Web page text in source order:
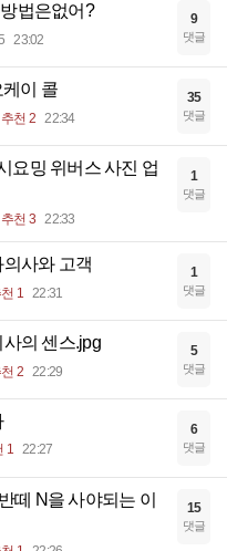
법은없어?
23:02
9
댓글
케이 콜
추천 2 22:34
35
댓글
요밍 위버스 사진 업
추천 3 22:33
1
댓글
사와 고객
1 22:31
1
댓글
의 센스.jpg
2 22:29
5
댓글
1 22:27
6
댓글
떼 N을 사야되는 이
15
댓글